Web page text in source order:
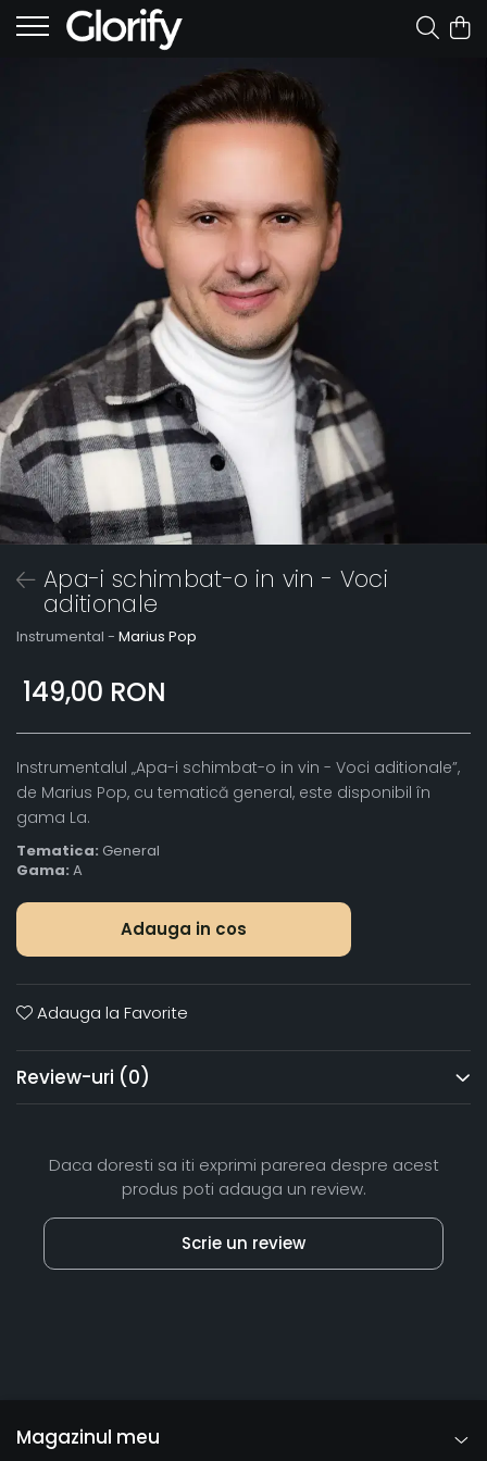
Apa-i schimbat-o in vin - Voci
aditionale
Instrumental - Marius Pop
149,00 RON
Instrumentalul „Apa-i schimbat-o in vin - Voci aditionale”,
de Marius Pop, cu tematică general, este disponibil în
gama La.
Tematica: General
Gama: A
Adauga in cos
Adauga la Favorite
Review-uri (0)
Daca doresti sa iti exprimi parerea despre acest
produs poti adauga un review.
Scrie un review
Magazinul meu